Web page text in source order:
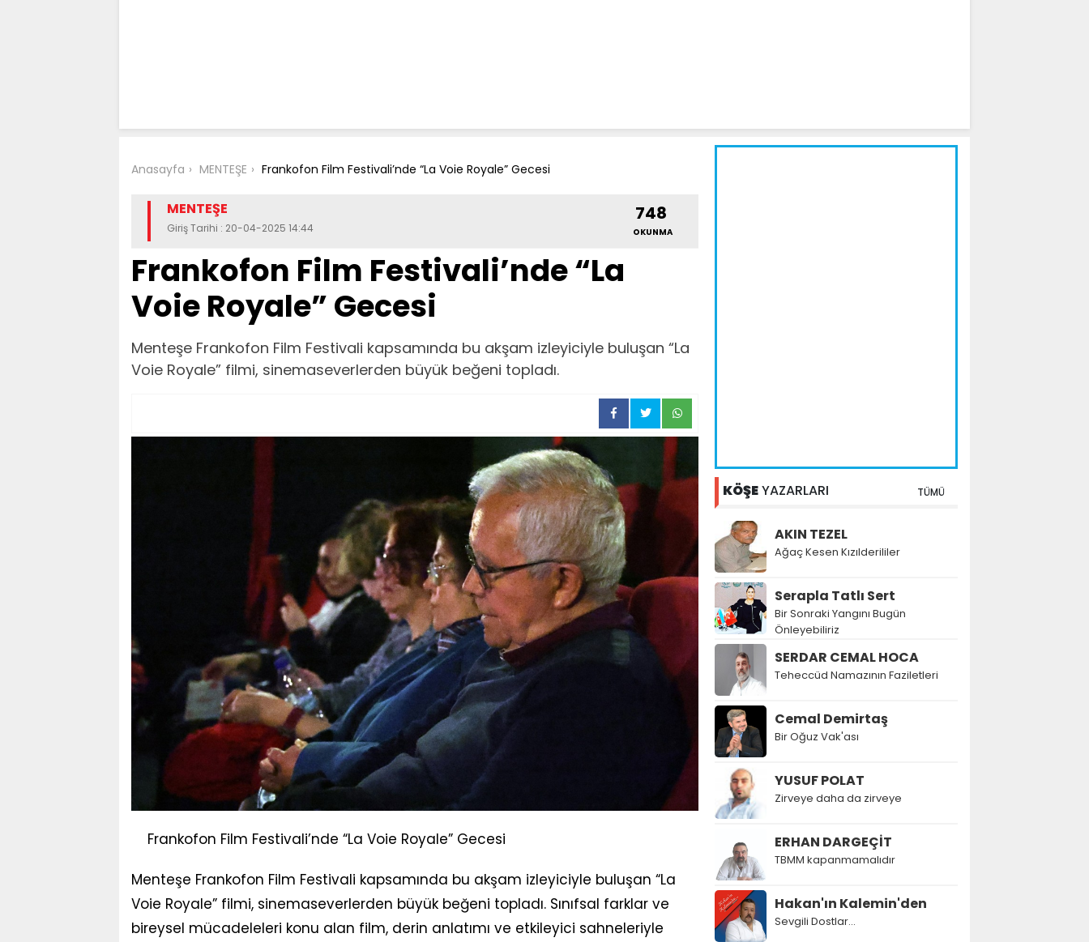
Anasayfa MENTEŞE Frankofon Film Festivali’nde “La Voie Royale” Gecesi
MENTEŞE
Giriş Tarihi : 20-04-2025 14:44
748
OKUNMA
Frankofon Film Festivali’nde “La
Voie Royale” Gecesi
Menteşe Frankofon Film Festivali kapsamında bu akşam izleyiciyle buluşan “La
Voie Royale” filmi, sinemaseverlerden büyük beğeni topladı.
Frankofon Film Festivali’nde “La Voie Royale” Gecesi
Menteşe Frankofon Film Festivali kapsamında bu akşam izleyiciyle buluşan “La
Voie Royale” filmi, sinemaseverlerden büyük beğeni topladı. Sınıfsal farklar ve
bireysel mücadeleleri konu alan film, derin anlatımı ve etkileyici sahneleriyle
KÖŞEYAZARLARI TÜMÜ
AKIN TEZEL
Ağaç Kesen Kızılderililer
Serapla Tatlı Sert
Bir Sonraki Yangını Bugün
Önleyebiliriz
SERDAR CEMAL HOCA
Teheccüd Namazının Faziletleri
Cemal Demirtaş
Bir Oğuz Vak'ası
YUSUF POLAT
Zirveye daha da zirveye
ERHAN DARGEÇİT
TBMM kapanmamalıdır
Hakan'ın Kalemin'den
Sevgili Dostlar...